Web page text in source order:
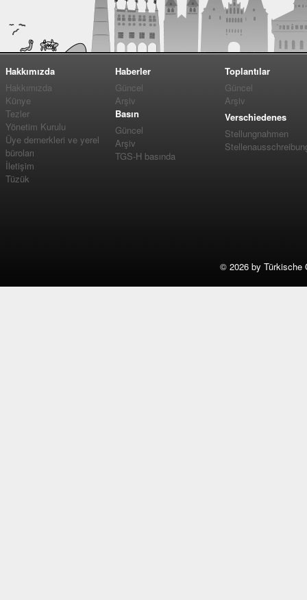
Hakkımızda
Hakkımızda
Künye
Tezler
Yönetim Kurulu
Üye dernerkleri ve yerel
büroları
İletişim
Tüzük
Haberler
Güncel
Arşiv
Basın
Güncel
Arşiv
TGS-H basında
Toplantılar
Güncel
Arşiv
Verschiedenes
Stellungnahmen
© 2026 by Türkische